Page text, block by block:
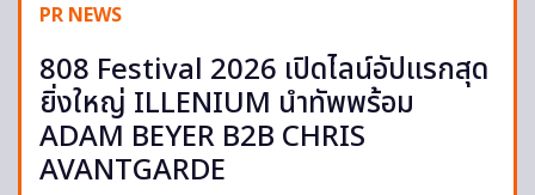
PR NEWS
808 Festival 2026 เปิดไลน์อัปแรกสุด
ยิ่งใหญ่ ILLENIUM นำทัพพร้อม
ADAM BEYER B2B CHRIS
AVANTGARDE